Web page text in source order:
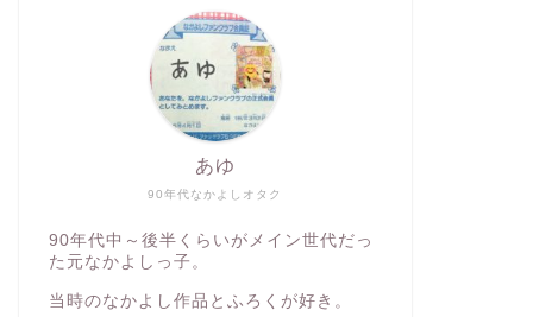
90年代なかよしオタク
あゆ
90年代中～後半くらいがメイン世代だっ
た元なかよしっ子。
当時のなかよし作品とふろくが好き。